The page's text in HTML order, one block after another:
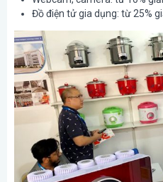
Đồ điện tử gia dụng: từ 25%